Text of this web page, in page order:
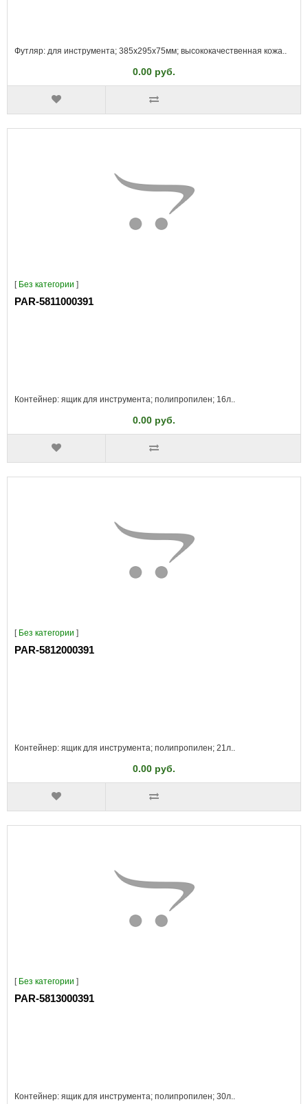
Футляр: для инструмента; 385x295x75мм; высококачественная кожа..
0.00 руб.
[ Без категории ]
PAR-5811000391
Контейнер: ящик для инструмента; полипропилен; 16л..
0.00 руб.
[ Без категории ]
PAR-5812000391
Контейнер: ящик для инструмента; полипропилен; 21л..
0.00 руб.
[ Без категории ]
PAR-5813000391
Контейнер: ящик для инструмента; полипропилен; 30л..